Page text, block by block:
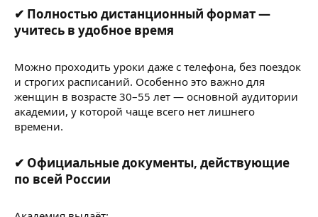
✔ Полностью дистанционный формат —
учитесь в удобное время​
Можно проходить уроки даже с телефона, без поездок
и строгих расписаний. Особенно это важно для
женщин в возрасте 30–55 лет — основной аудитории
академии, у которой чаще всего нет лишнего
времени.
✔ Официальные документы, действующие
по всей России​